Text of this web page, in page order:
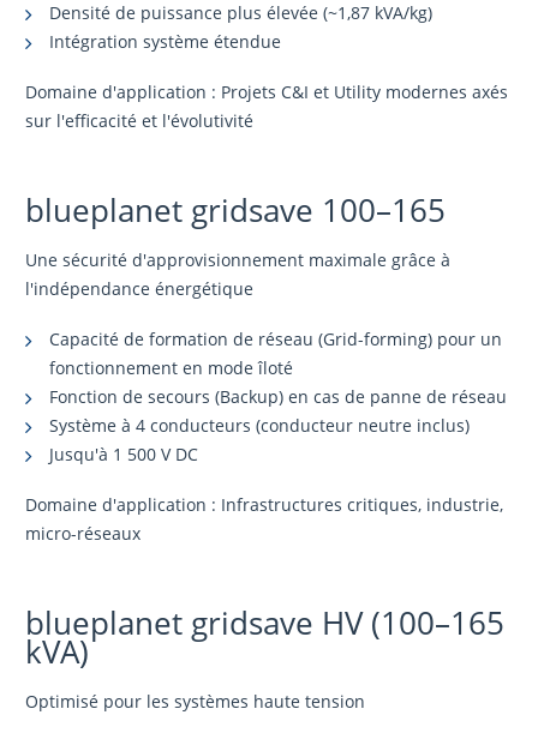
Densité de puissance plus élevée (~1,87 kVA/kg)
Intégration système étendue
Domaine d'application : Projets C&I et Utility modernes axés
sur l'efficacité et l'évolutivité
blueplanet gridsave 100–165
Une sécurité d'approvisionnement maximale grâce à
l'indépendance énergétique
Capacité de formation de réseau (Grid-forming) pour un
fonctionnement en mode îloté
Fonction de secours (Backup) en cas de panne de réseau
Système à 4 conducteurs (conducteur neutre inclus)
Jusqu'à 1 500 V DC
Domaine d'application : Infrastructures critiques, industrie,
micro-réseaux
blueplanet gridsave HV (100–165
kVA)
Optimisé pour les systèmes haute tension